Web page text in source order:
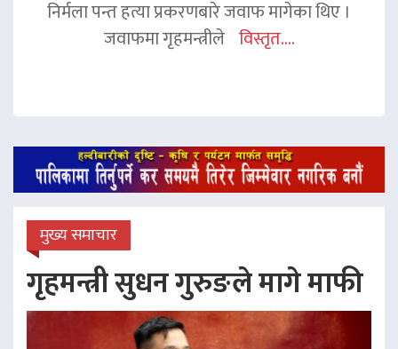
निर्मला पन्त हत्या प्रकरणबारे जवाफ मागेका थिए ।
जवाफमा गृहमन्त्रीले विस्तृत....
मुख्य समाचार
गृहमन्त्री सुधन गुरुङले मागे माफी